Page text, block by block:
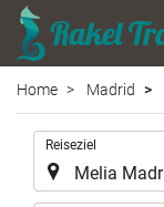
Home Madrid
Reiseziel